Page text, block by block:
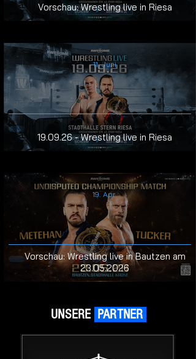
Vorschau: Wrestling live in Riesa
19.09.26 - Wrestling live in Riesa
11. Juni
Vorschau: Wrestling live in Bautzen am
23.05.2026
19. Apr.
UNSERE PARTNER